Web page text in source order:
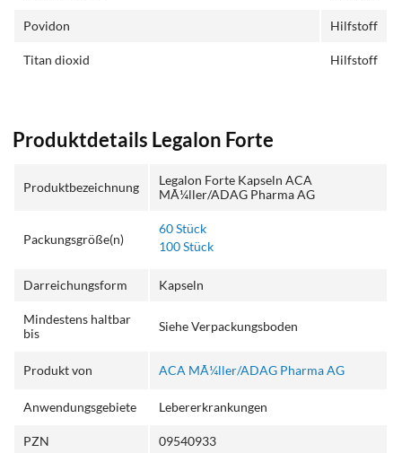
Povidon Hilfstoff
Titan dioxid Hilfstoff
Produktdetails Legalon Forte
Produktbezeichnung
Legalon Forte Kapseln ACA
MÃ¼ller/ADAG Pharma AG
Packungsgröße(n)
60 Stück
100 Stück
Darreichungsform Kapseln
Mindestens haltbar
bis
Siehe Verpackungsboden
Produkt von ACA MÃ¼ller/ADAG Pharma AG
Anwendungsgebiete Lebererkrankungen
PZN 09540933